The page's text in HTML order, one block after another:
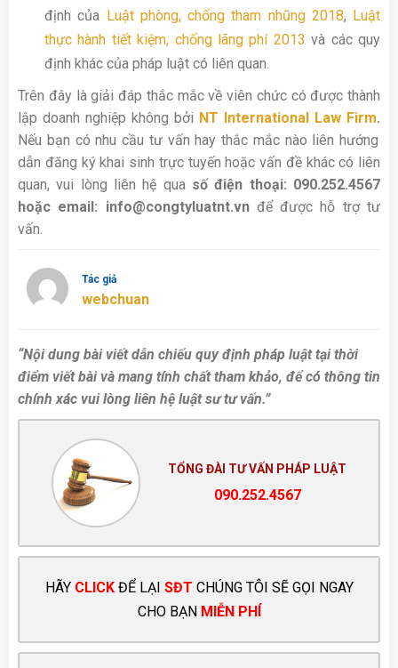
định của Luật phòng, chống tham nhũng 2018, Luật
thực hành tiết kiệm, chống lãng phí 2013 và các quy
định khác của pháp luật có liên quan.
Trên đây là giải đáp thắc mắc về viên chức có được thành
lập doanh nghiệp không bởi NT International Law Firm.
Nếu bạn có nhu cầu tư vấn hay thắc mắc nào liên hướng
dẫn đăng ký khai sinh trực tuyến hoặc vấn đề khác có liên
quan, vui lòng liên hệ qua số điện thoại: 090.252.4567
hoặc email: info@congtyluatnt.vn để được hỗ trợ tư
vấn.
Tác giả
webchuan
“Nội dung bài viết dẫn chiếu quy định pháp luật tại thời
điểm viết bài và mang tính chất tham khảo, để có thông tin
chính xác vui lòng liên hệ luật sư tư vấn.”
TỔNG ĐÀI TƯ VẤN PHÁP LUẬT
090.252.4567
HÃY CLICKĐỂ LẠI SĐT CHÚNG TÔI SẼ GỌI NGAY
CHO BẠN MIỄN PHÍ